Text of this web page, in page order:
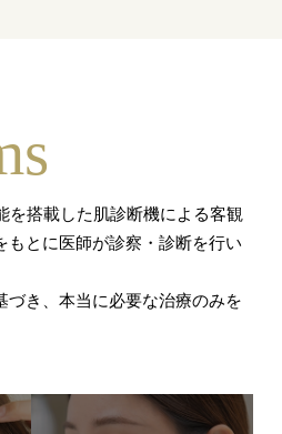
を搭載した肌診断機による客観
もとに医師が診察・診断を行い
づき、本当に必要な治療のみを